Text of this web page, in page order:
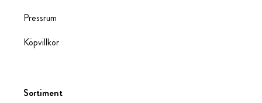
Pressrum
Köpvillkor
Sortiment